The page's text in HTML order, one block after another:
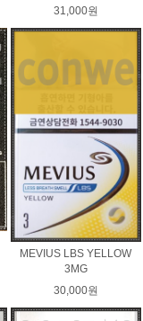
31,000원
MEVIUS LBS YELLOW
3MG
30,000원